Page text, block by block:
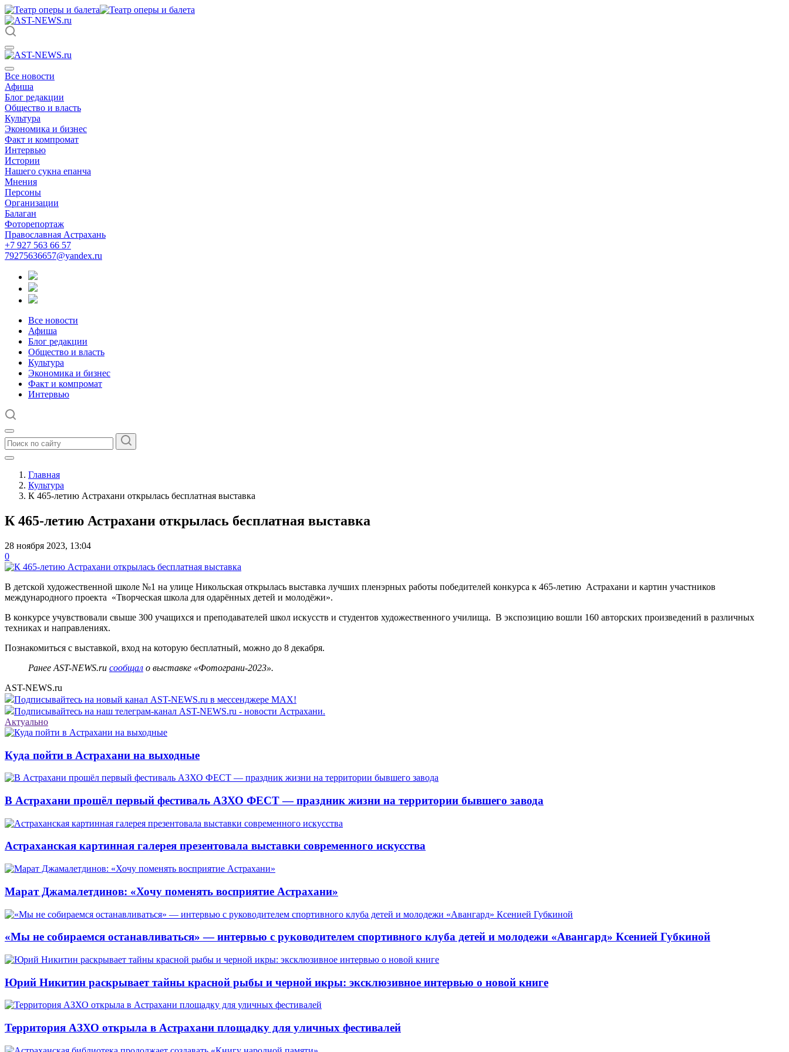
Все новости
Афиша
Блог редакции
Общество и власть
Культура
Экономика и бизнес
Факт и компромат
Интервью
Истории
Нашего сукна епанча
Мнения
Персоны
Организации
Балаган
Фоторепортаж
Православная Астрахань
+7 927 563 66 57
79275636657@yandex.ru
Все новости
Афиша
Блог редакции
Общество и власть
Культура
Экономика и бизнес
Факт и компромат
Интервью
Главная
Культура
К 465-летию Астрахани открылась бесплатная выставка
К 465-летию Астрахани открылась бесплатная выставка
28 ноября 2023, 13:04
0
В детской художественной школе №1 на улице Никольская открылась выставка лучших пленэрных работы победителей конкурса к 465-летию Астрахани и картин участников
международного проекта «Творческая школа для одарённых детей и молодёжи».
В конкурсе учувствовали свыше 300 учащихся и преподавателей школ искусств и студентов художественного училища. В экспозицию вошли 160 авторских произведений в различных
техниках и направлениях.
Познакомиться с выставкой, вход на которую бесплатный, можно до 8 декабря.
Ранее AST-NEWS.ru сообщал о выставке «Фотограни-2023».
AST-NEWS.ru
Подписывайтесь на новый канал AST-NEWS.ru в мессенджере MAX!
Подписывайтесь на наш телеграм-канал AST-NEWS.ru - новости Астрахани.
Актуально
Куда пойти в Астрахани на выходные
В Астрахани прошёл первый фестиваль АЗХО ФЕСТ — праздник жизни на территории бывшего завода
Астраханская картинная галерея презентовала выставки современного искусства
Марат Джамалетдинов: «Хочу поменять восприятие Астрахани»
«Мы не собираемся останавливаться» — интервью с руководителем спортивного клуба детей и молодежи «Авангард» Ксенией Губкиной
Юрий Никитин раскрывает тайны красной рыбы и черной икры: эксклюзивное интервью о новой книге
Территория АЗХО открыла в Астрахани площадку для уличных фестивалей